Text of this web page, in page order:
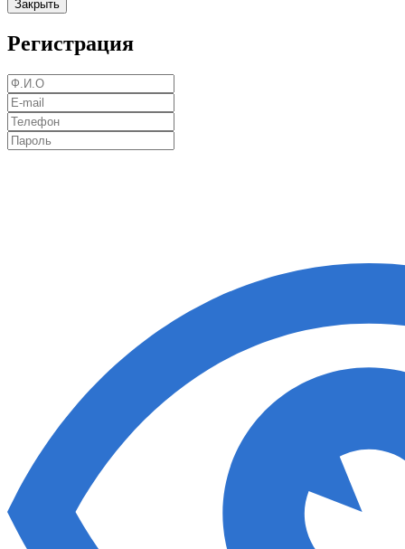
Закрыть
Регистрация